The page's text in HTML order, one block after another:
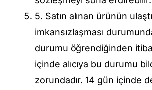
5. Satın alınan ürünün
imkansızlaşması
durumu öğrendiğinden
içinde alıcıya bu durumu
zorundadır. 14 gün içinde